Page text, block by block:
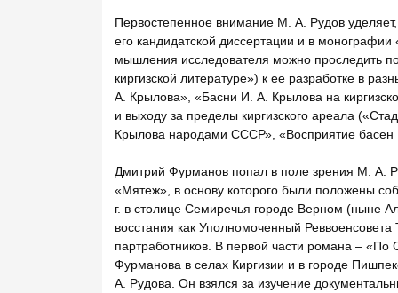
Первостепенное внимание М. А. Рудов
его кандидатской диссертации и в
мышления исследователя можно проследить
киргизской литературе») к ее разработке в
А. Крылова», «Басни И. А. Крылова на
и выходу за пределы киргизского ареала
Крылова народами СССР», «Восприятие
Дмитрий Фурманов попал в поле зрения М. А.
«Мятеж», в основу которого были положены
г. в столице Семиречья городе Верном (ныне
восстания как Уполномоченный
партработников. В первой части романа – «По
Фурманова в селах Киргизии и в городе
А. Рудова. Он взялся за изучение